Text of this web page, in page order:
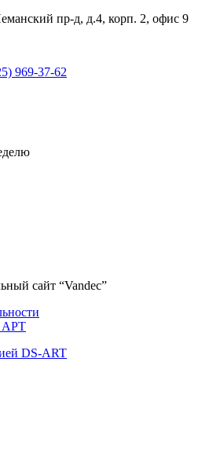
пр-д, д.4, корп. 2, офис 9
969-37-62
сайт “Vandec”
DS-ART